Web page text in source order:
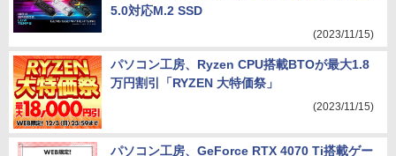
5.0対応M.2 SSD
(2023/11/15)
パソコン工房、Ryzen CPU搭載BTOが最大1.8
万円割引「RYZEN 大特価祭」
(2023/11/15)
パソコン工房、GeForce RTX 4070 Ti搭載ゲー